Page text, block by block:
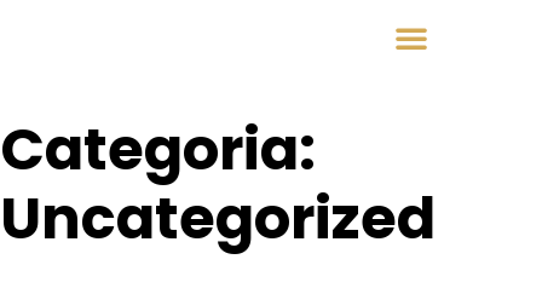
Categoria:
Uncategorized